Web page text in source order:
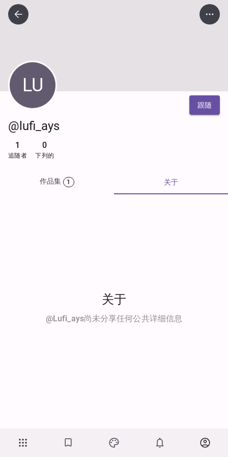
LU
跟随
@lufi_ays
1
追随者
0
下列的
作品集 1 关于
关于
@lufi_ays尚未分享任何公共详细信息